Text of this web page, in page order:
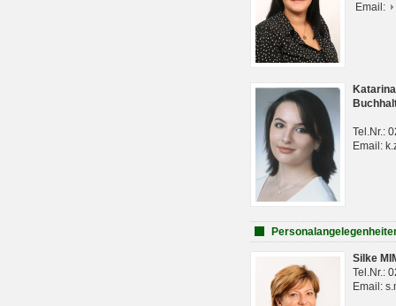
Email:
Tel.Nr.:
Email:
Silke
Tel.Nr.:
Email: